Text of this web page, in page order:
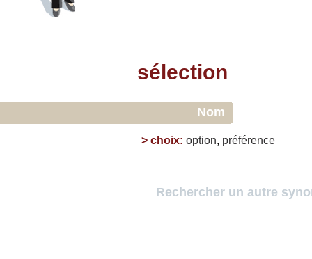
sélection
Nom
> choix: option, préférence
Rechercher un autre